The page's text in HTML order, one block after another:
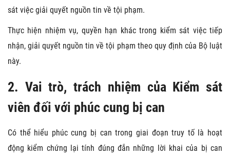
sát việc giải quyết nguồn tin về tội phạm.
Thực hiện nhiệm vụ, quyền hạn khác trong kiểm sát việc tiếp
nhận, giải quyết nguồn tin về tội phạm theo quy định của Bộ luật
này.
2. Vai trò, trách nhiệm của Kiểm sát
viên đối với phúc cung bị can
Có thể hiểu phúc cung bị can trong giai đoạn truy tố là hoạt
động kiểm chứng lại tính đúng đắn những lời khai của bị can